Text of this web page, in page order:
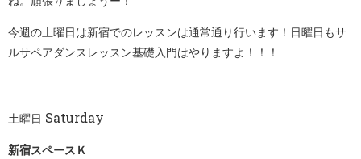
今週の土曜日は新宿でのレッスンは通常通り行います！日曜日もサ
ルサペアダンスレッスン基礎入門はやりますよ！！！
土曜日 Saturday
新宿スペースＫ